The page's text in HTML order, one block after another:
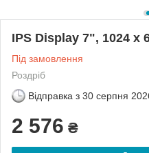
IPS Display 7", 1024 x
Під замовлення
Роздріб
Відправка з 30 серпня
2 576 ₴